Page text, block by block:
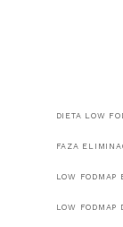
DIETA LOW
FAZA
LOW FODMAP
LOW FODMAP